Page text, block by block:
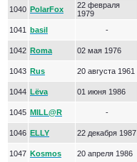
1040 PolarFox
22 февраля
1979
1041 basil -
1042 Roma 02 мая 1976
1043 Rus 20 августа 1961
1044 Lёva 01 июня 1986
1045 MILL@R -
1046 ELLY 22 декабря 1987
1047 Kosmos 20 апреля 1986